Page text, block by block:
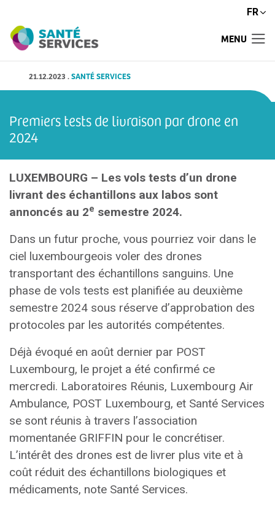
FR
MENU
21.12.2023 .SANTÉ SERVICES
Premiers tests de livraison par drone en
2024
LUXEMBOURG – Les vols tests d’un drone
livrant des échantillons aux labos sont
annoncés au 2e semestre 2024.
Dans un futur proche, vous pourriez voir dans le
ciel luxembourgeois voler des drones
transportant des échantillons sanguins. Une
phase de vols tests est planifiée au deuxième
semestre 2024 sous réserve d’approbation des
protocoles par les autorités compétentes.
Déjà évoqué en août dernier par POST
Luxembourg, le projet a été confirmé ce
mercredi. Laboratoires Réunis, Luxembourg Air
Ambulance, POST Luxembourg, et Santé Services
se sont réunis à travers l’association
momentanée GRIFFIN pour le concrétiser.
L’intérêt des drones est de livrer plus vite et à
coût réduit des échantillons biologiques et
médicaments, note Santé Services.